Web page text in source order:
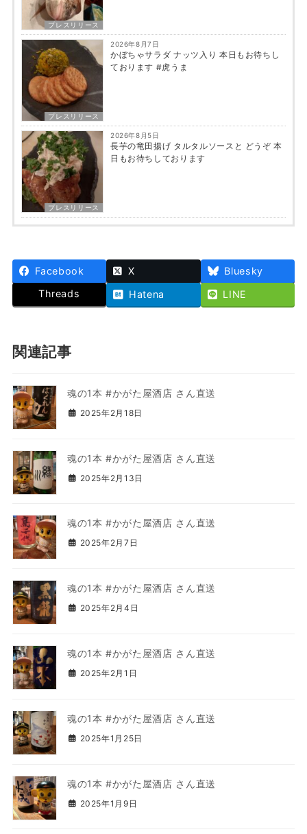
プレスリリース
プレスリリース
2026年8月7日
かぼちゃサラダ ナッツ入り 本日もお待ちし
ております #虎うま
プレスリリース
2026年8月5日
長芋の竜田揚げ タルタルソースと どうぞ 本
日もお待ちしております
Facebook X
Bluesky
Threads
Hatena LINE
関連記事
魂の1本 #かがた屋酒店 さん直送
2025年2月18日
魂の1本 #かがた屋酒店 さん直送
2025年2月13日
魂の1本 #かがた屋酒店 さん直送
2025年2月7日
魂の1本 #かがた屋酒店 さん直送
2025年2月4日
魂の1本 #かがた屋酒店 さん直送
2025年2月1日
魂の1本 #かがた屋酒店 さん直送
2025年1月25日
魂の1本 #かがた屋酒店 さん直送
2025年1月9日